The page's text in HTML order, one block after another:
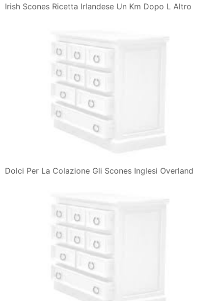
Irish Scones Ricetta Irlandese Un Km Dopo L Altro
Dolci Per La Colazione Gli Scones Inglesi Overland